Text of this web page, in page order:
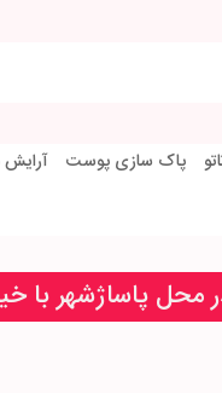
پاک سازی پوست آرایش
محل پاساژشهر